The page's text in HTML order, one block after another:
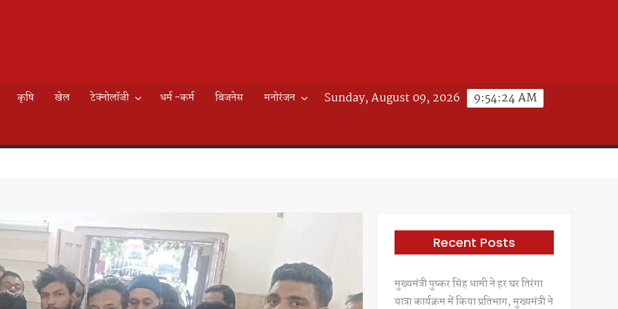
कृषि खेल टेक्नोलॉजी धर्म -कर्म बिजनेस
मनोरंजन
9:54:26 AM
Sunday, August 09, 2026
Recent Posts
मुख्यमंत्री पुष्कर सिंह धामी ने हर घर तिरंगा
यात्रा कार्यक्रम में किया प्रतिभाग, मुख्यमंत्री ने